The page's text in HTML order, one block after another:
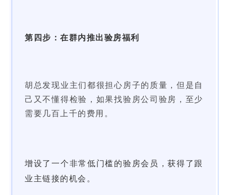
第四步：在群内推出验房福利
胡总发现业主们都很担心房子的质量，但是自
己又不懂得检验，如果找验房公司验房，至少
需要几百上千的费用。
增设了一个非常低门槛的验房会员，获得了跟
业主链接的机会。